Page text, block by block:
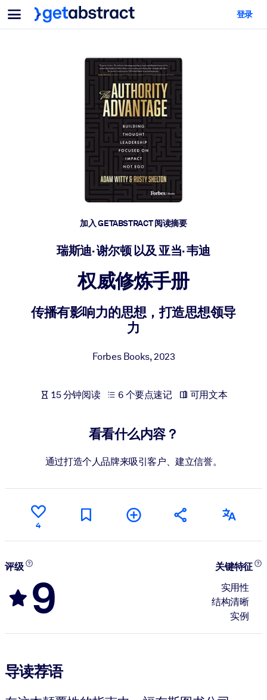
菜单
面向团队与管理者
为您的员工配备关键的人工智能技能。
帮助您的管理者为未来的工作时代做好准备。
让团队更轻松地共同学习、解决实际问题并更快采取行动。
培养您的员工应对未来挑战所需的技能。
面向 LMS/LXP
将简短且经过验证的知识引入您的 LMS/LXP，以获得更强的学习效
面向人工智能系统
面向人工智能系统
登录
加入 GETABSTRACT 阅读摘要
瑞斯迪· 谢尔顿 以及 亚当· 韦迪
权威修炼手册
传播有影响力的思想，打造思想领导
力
Forbes Books,2023
15 分钟阅读 6 个要点速记 可用文本
看看什么内容？
通过打造个人品牌来吸引客户、建立信誉。
4
评级
9
关键特征
实用性
结构清晰
实例
导读荐语